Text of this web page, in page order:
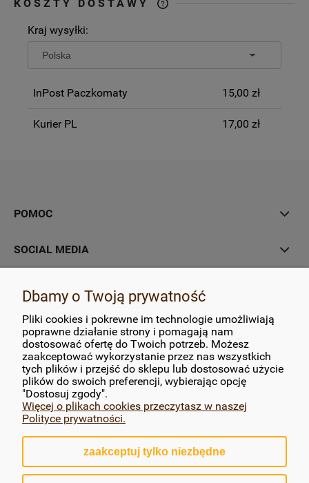
KOSZTY DOSTAWY
KOSZTÓW PŁATNOŚCI
Kraj wysyłki:
InPost Paczkomaty 15,00 zł
Kurier PL 17,00 zł
POMOC
SOCIAL MEDIA
PŁATNOŚCI I DOSTAWA
INFORMACJE
O NAS
Dbamy o Twoją prywatność
Pliki cookies i pokrewne im technologie umożliwiają
poprawne działanie strony i pomagają nam
dostosować ofertę do Twoich potrzeb. Możesz
zaakceptować wykorzystanie przez nas wszystkich
tych plików i przejść do sklepu lub dostosować użycie
plików do swoich preferencji, wybierając opcję
"Dostosuj zgody".
Więcej o plikach cookies przeczytasz w naszej
Polityce prywatności.
zaakceptuj tylko niezbędne